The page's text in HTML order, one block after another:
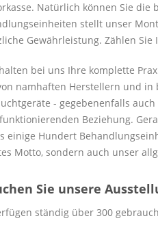
Natürlich können Sie
stellt unser
Gewährleistung. Zählen Sie
bei uns Ihre komplette
namhaften Herstellern und
- gegebenenfalls
Beziehung.
einige Hundert
Motto, sondern auch unser
Sie unsere
ständig über 300